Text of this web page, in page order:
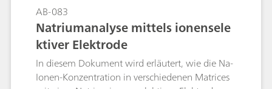
AB-083
Natriumanalyse mittels ionensele
ktiver Elektrode
In diesem Dokument wird erläutert, wie die Na-
Ionen-Konzentration in verschiedenen Matrices